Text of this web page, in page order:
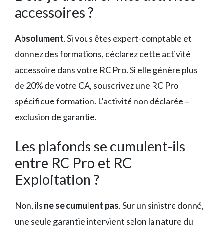
accessoires ?
Absolument. Si vous êtes expert-comptable et
donnez des formations, déclarez cette activité
accessoire dans votre RC Pro. Si elle génère plus
de 20% de votre CA, souscrivez une RC Pro
spécifique formation. L’activité non déclarée =
exclusion de garantie.
Les plafonds se cumulent-ils
entre RC Pro et RC
Exploitation ?
Non, ils ne se cumulent pas. Sur un sinistre donné,
une seule garantie intervient selon la nature du